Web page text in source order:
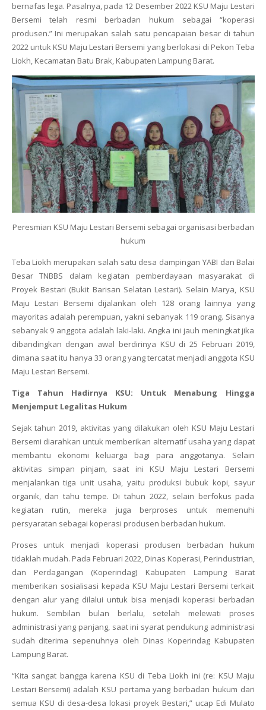
bernafas lega. Pasalnya, pada 12 Desember 2022 KSU Maju Lestari
Bersemi telah resmi berbadan hukum sebagai “koperasi
produsen.” Ini merupakan salah satu pencapaian besar di tahun
2022 untuk KSU Maju Lestari Bersemi yang berlokasi di Pekon Teba
Liokh, Kecamatan Batu Brak, Kabupaten Lampung Barat.
Peresmian KSU Maju Lestari Bersemi sebagai organisasi berbadan
hukum
Teba Liokh merupakan salah satu desa dampingan YABI dan Balai
Besar TNBBS dalam kegiatan pemberdayaan masyarakat di
Proyek Bestari (Bukit Barisan Selatan Lestari). Selain Marya, KSU
Maju Lestari Bersemi dijalankan oleh 128 orang lainnya yang
mayoritas adalah perempuan, yakni sebanyak 119 orang. Sisanya
sebanyak 9 anggota adalah laki-laki. Angka ini jauh meningkat jika
dibandingkan dengan awal berdirinya KSU di 25 Februari 2019,
dimana saat itu hanya 33 orang yang tercatat menjadi anggota KSU
Maju Lestari Bersemi.
Tiga Tahun Hadirnya KSU: Untuk Menabung Hingga
Menjemput Legalitas Hukum
Sejak tahun 2019, aktivitas yang dilakukan oleh KSU Maju Lestari
Bersemi diarahkan untuk memberikan alternatif usaha yang dapat
membantu ekonomi keluarga bagi para anggotanya. Selain
aktivitas simpan pinjam, saat ini KSU Maju Lestari Bersemi
menjalankan tiga unit usaha, yaitu produksi bubuk kopi, sayur
organik, dan tahu tempe. Di tahun 2022, selain berfokus pada
kegiatan rutin, mereka juga berproses untuk memenuhi
persyaratan sebagai koperasi produsen berbadan hukum.
Proses untuk menjadi koperasi produsen berbadan hukum
tidaklah mudah. Pada Februari 2022, Dinas Koperasi, Perindustrian,
dan Perdagangan (Koperindag) Kabupaten Lampung Barat
memberikan sosialisasi kepada KSU Maju Lestari Bersemi terkait
dengan alur yang dilalui untuk bisa menjadi koperasi berbadan
hukum. Sembilan bulan berlalu, setelah melewati proses
administrasi yang panjang, saat ini syarat pendukung administrasi
sudah diterima sepenuhnya oleh Dinas Koperindag Kabupaten
Lampung Barat.
“Kita sangat bangga karena KSU di Teba Liokh ini (re: KSU Maju
Lestari Bersemi) adalah KSU pertama yang berbadan hukum dari
semua KSU di desa-desa lokasi proyek Bestari,” ucap Edi Mulato